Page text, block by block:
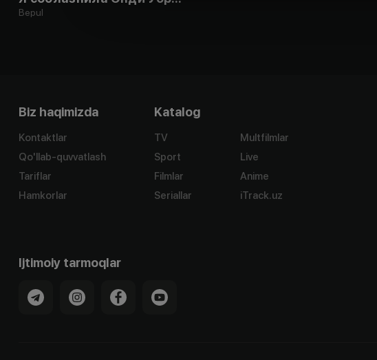
Bepul
Biz haqimizda
Kontaktlar
Qo'llab-quvvatlash
Tariflar
Hamkorlar
Katalog
TV
Sport
Filmlar
Seriallar
Multfilmlar
Live
Anime
iTrack.uz
Ijtimoiy tarmoqlar